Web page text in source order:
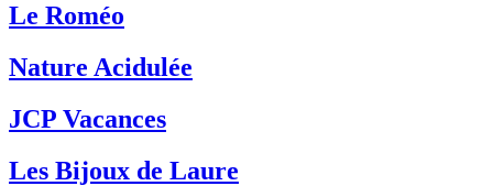
Le Roméo
Nature Acidulée
JCP Vacances
Les Bijoux de Laure